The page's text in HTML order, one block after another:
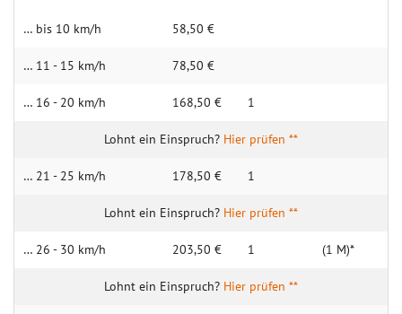
… bis 10 km/h 58,50 €
… 11 - 15 km/h 78,50 €
… 16 - 20 km/h 168,50 € 1
Hier prüfen **
… 21 - 25 km/h 178,50 € 1
Hier prüfen **
… 26 - 30 km/h 203,50 € 1 (1 M)*
Hier prüfen **